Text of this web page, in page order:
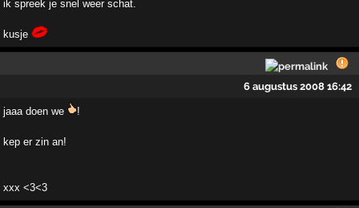
ik spreek je snel weer schat.
kusje
6 augustus 2008 16:42
jaaa doen we !
kep er zin an!
xxx <3<3